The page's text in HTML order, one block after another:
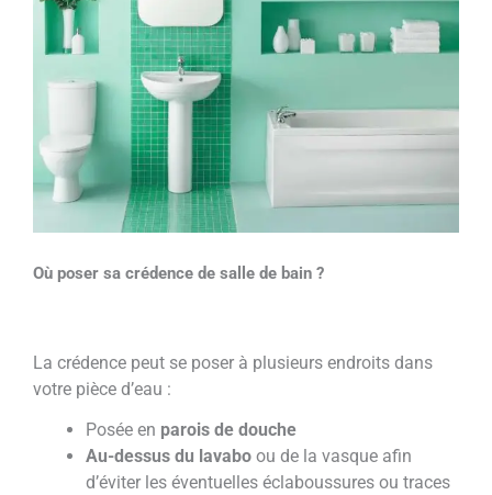
Où poser sa crédence de salle de bain ?
La crédence peut se poser à plusieurs endroits dans
votre pièce d’eau :
Posée en parois de douche
Au-dessus du lavabo ou de la vasque afin
d’éviter les éventuelles éclaboussures ou traces